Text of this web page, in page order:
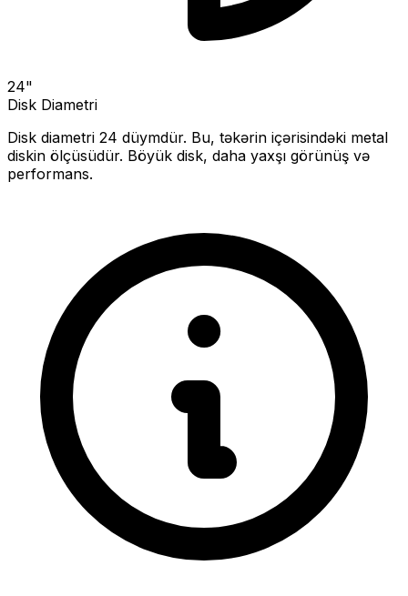
24"
Disk Diametri
Disk diametri 24 düymdür. Bu, təkərin içərisindəki metal
diskin ölçüsüdür. Böyük disk, daha yaxşı görünüş və
performans.